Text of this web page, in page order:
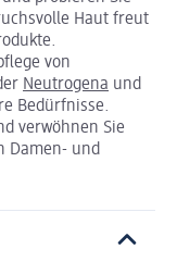
Haut freut
von
Neutrogena und
Bedürfnisse.
verwöhnen Sie
Damen- und